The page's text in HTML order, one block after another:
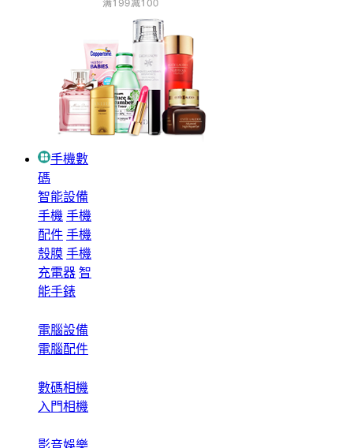
手機數
碼
智能設備
手機 手機
配件 手機
殼膜 手機
充電器 智
能手錶
電腦設備
電腦配件
數碼相機
入門相機
影音娛樂